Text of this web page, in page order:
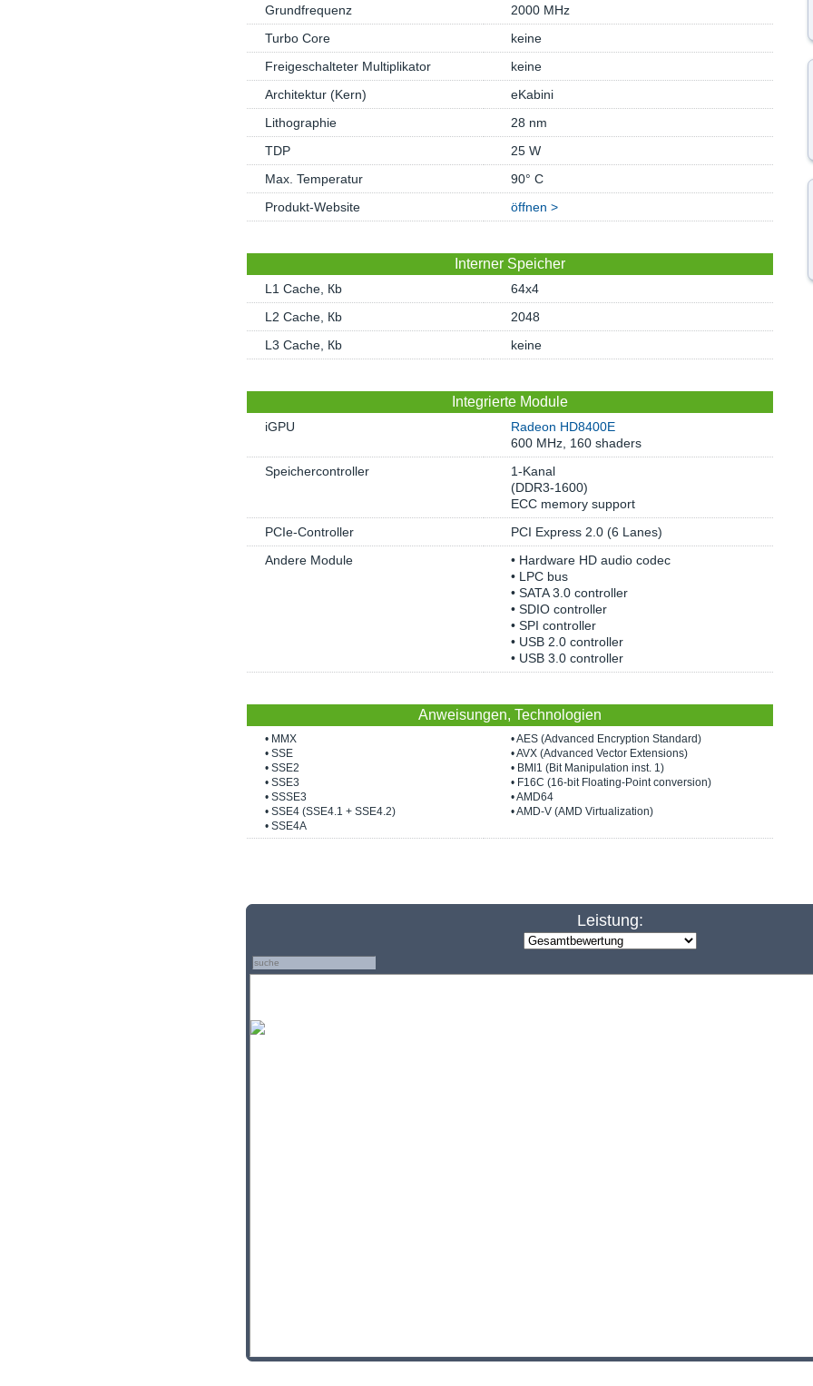
Grundfrequenz
2000 MHz
Turbo Core
keine
Freigeschalteter Multiplikator
keine
Architektur (Kern)
eKabini
Lithographie
28 nm
TDP
25 W
Max. Temperatur
90° C
Produkt-Website
öffnen >
Interner Speicher
L1 Cache, Кb
64x4
L2 Cache, Кb
2048
L3 Cache, Кb
keine
Integrierte Module
iGPU
Radeon HD8400E
600 MHz, 160 shaders
Speichercontroller
1-Kanal
(DDR3-1600)
ECC memory support
PCIe-Controller
PCI Express 2.0 (6 Lanes)
Andere Module
• Hardware HD audio codec
• LPC bus
• SATA 3.0 controller
• SDIO controller
• SPI controller
• USB 2.0 controller
• USB 3.0 controller
Anweisungen, Technologien
• MMX
• SSE
• SSE2
• SSE3
• SSSE3
• SSE4 (SSE4.1 + SSE4.2)
• SSE4A
• AES (Advanced Encryption Standard)
• AVX (Advanced Vector Extensions)
• BMI1 (Bit Manipulation inst. 1)
• F16C (16-bit Floating-Point conversion)
• AMD64
• AMD-V (AMD Virtualization)
Leistung: